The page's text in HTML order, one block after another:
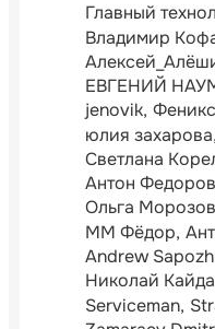
Главный
Владимир
ЕВГЕНИЙ
jenovik Феникс
юлия захарова
Светлана
Антон Федоров
Ольга
ММ Фёдор
Andrew
Николай
Serviceman